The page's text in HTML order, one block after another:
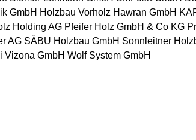
GmbH Holzbau Vorholz Hawran GmbH
Holding AG Pfeifer Holz GmbH & Co KG
AG SÄBU Holzbau GmbH Sonnleitner
Vizona GmbH Wolf System GmbH